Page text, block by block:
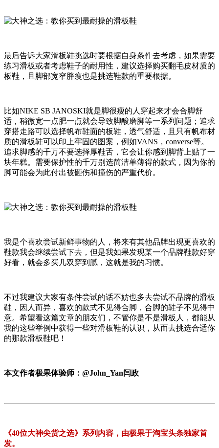
最后告诉大家滑板鞋挑选时要根据自身条件去考虑，如果需要
练习滑板或者考虑鞋子的耐用性，建议选择购买翻毛皮材质的
板鞋，且脚部宽窄胖瘦也是挑选鞋款的重要根据。
比如NIKE SB JANOSKI就是脚很瘦的人穿起来才会合脚舒
适，稍微宽一点肥一点就会导致脚酸磨脚等一系列问题；追求
穿搭走路可以选择帆布鞋面的板鞋，透气舒适，且只有帆布材
质的滑板鞋可以印上牢固的图案，例如VANS，converse等。
追求脚感的千万不要选择厚鞋舌，它会让你感到脚背上贴了一
块年糕。需要保护性的千万别选简洁单薄得的款式，因为你的
脚可能会为此付出被砸伤和撞伤的严重代价。
我是个喜欢尝试新鲜事物的人，将来有其他品牌出现更喜欢的
鞋款我会继续尝试下去，但是我如果发现某一个品牌鞋款好穿
好看，就会多买几双穿到腻，这就是我的习惯。
不过我建议大家有条件尝试的话不妨也多去尝试不品牌的滑板
鞋，因人而异，喜欢的款式不见得合脚，合脚的鞋子不见得中
意。希望看这篇文章的朋友们，不管你是不是滑板人，都能从
我的这些举例中获得一些对滑板鞋的认识，从而去挑选合适你
的那款滑板鞋吧！
本文作者极果体验师：@John_Yan闫政
《40位大神尖货之选》系列内容，由极果于淘宝头条独家首
发。